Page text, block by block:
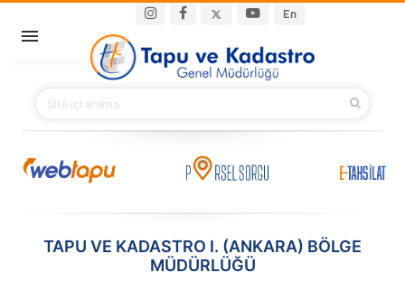
En
Main navigation
BAKANIMIZ
KURUMSAL
TAPU VE KADASTRO I. (ANKARA) BÖLGE
MÜDÜRLÜĞÜ